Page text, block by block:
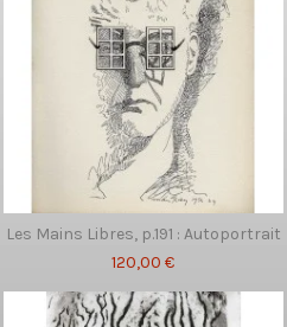
Les Mains Libres, p.191 : Autoportrait
120,00 €